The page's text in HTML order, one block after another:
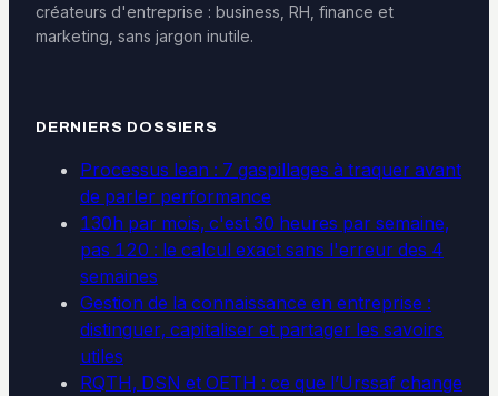
créateurs d'entreprise : business, RH, finance et
marketing, sans jargon inutile.
DERNIERS DOSSIERS
Processus lean : 7 gaspillages à traquer avant
de parler performance
130h par mois, c'est 30 heures par semaine,
pas 120 : le calcul exact sans l'erreur des 4
semaines
Gestion de la connaissance en entreprise :
distinguer, capitaliser et partager les savoirs
utiles
RQTH, DSN et OETH : ce que l’Urssaf change